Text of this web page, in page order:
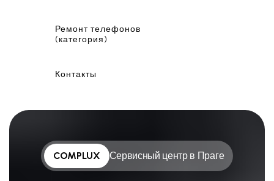
Ремонт телефонов
(категория)
Контакты
COMPLUX Сервисный центр в Праге